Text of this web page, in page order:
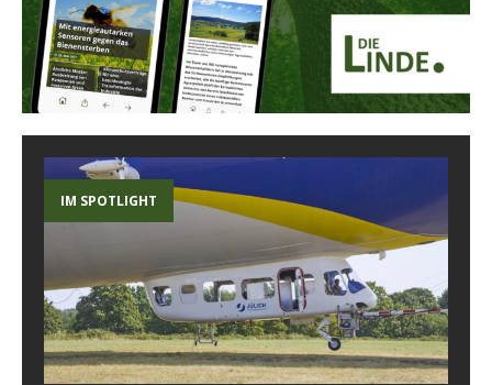
IM SPOTLIGHT